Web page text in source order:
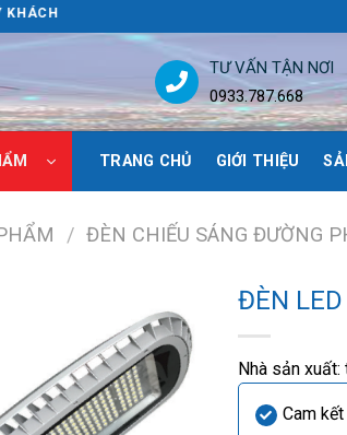
TƯ VẤN TẬN NƠI
0933.787.668
TRANG CHỦ GIỚI THIỆU
/ ĐÈN CHIẾU SÁNG ĐƯỜNG
ĐÈN
Nhà sản xuất:
Cam